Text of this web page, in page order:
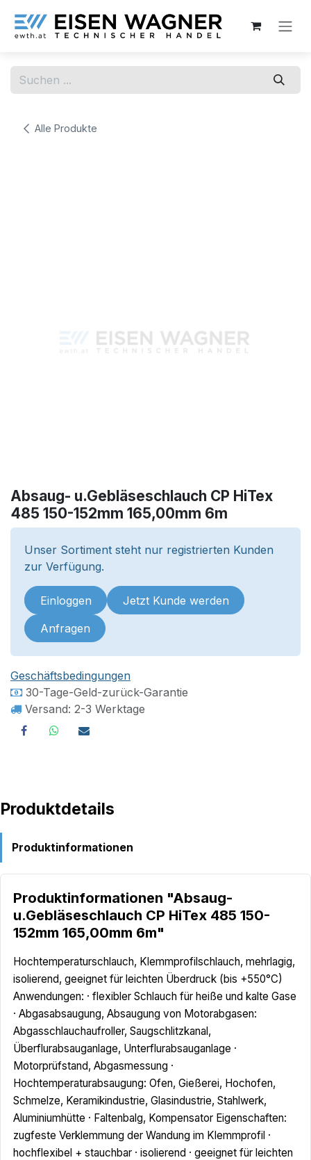
Alle Produkte
Absaug- u.Gebläseschlauch CP HiTex
485 150-152mm 165,00mm 6m
Unser Sortiment steht nur registrierten Kunden
zur Verfügung.
Einloggen Jetzt Kunde werden
Anfragen
Geschäftsbedingungen
30-Tage-Geld-zurück-Garantie
Versand: 2-3 Werktage
Produktdetails
Produktinformationen
Produktinformationen "Absaug-
u.Gebläseschlauch CP HiTex 485 150-
152mm 165,00mm 6m"
Hochtemperaturschlauch, Klemmprofilschlauch, mehrlagig,
isolierend, geeignet für leichten Überdruck (bis +550°C)
Anwendungen: · flexibler Schlauch für heiße und kalte Gase
· Abgasabsaugung, Absaugung von Motorabgasen:
Abgasschlauchaufroller, Saugschlitzkanal,
Überflurabsauganlage, Unterflurabsauganlage ·
Motorprüfstand, Abgasmessung ·
Hochtemperaturabsaugung: Ofen, Gießerei, Hochofen,
Schmelze, Keramikindustrie, Glasindustrie, Stahlwerk,
Aluminiumhütte · Faltenbalg, Kompensator Eigenschaften:
zugfeste Verklemmung der Wandung im Klemmprofil ·
hochflexibel + stauchbar · isolierend · geeignet für leichten